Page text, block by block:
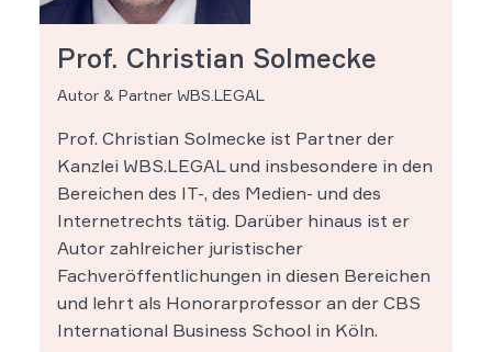
Prof. Christian Solmecke
Autor & Partner WBS.LEGAL
Prof. Christian Solmecke ist Partner der
Kanzlei WBS.LEGAL und insbesondere in den
Bereichen des IT-, des Medien- und des
Internetrechts tätig. Darüber hinaus ist er
Autor zahlreicher juristischer
Fachveröffentlichungen in diesen Bereichen
und lehrt als Honorarprofessor an der CBS
International Business School in Köln.